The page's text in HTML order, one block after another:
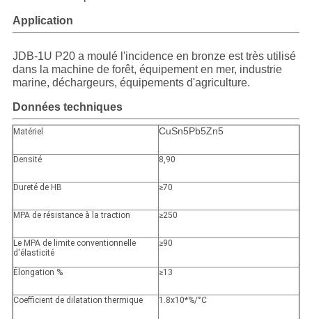
Application
JDB-1U P20 a moulé l'incidence en bronze est très utilisé
dans la machine de forêt, équipement en mer, industrie
marine, déchargeurs, équipements d'agriculture.
Données techniques
Matériel CuSn5Pb5Zn5
Densité 8,90
Dureté de HB ≥70
MPA de résistance à la traction ≥250
Le MPA de limite conventionnelle
d'élasticité
≥90
Élongation % ≥13
Coefficient de dilatation thermique 1.8x10*%/°C